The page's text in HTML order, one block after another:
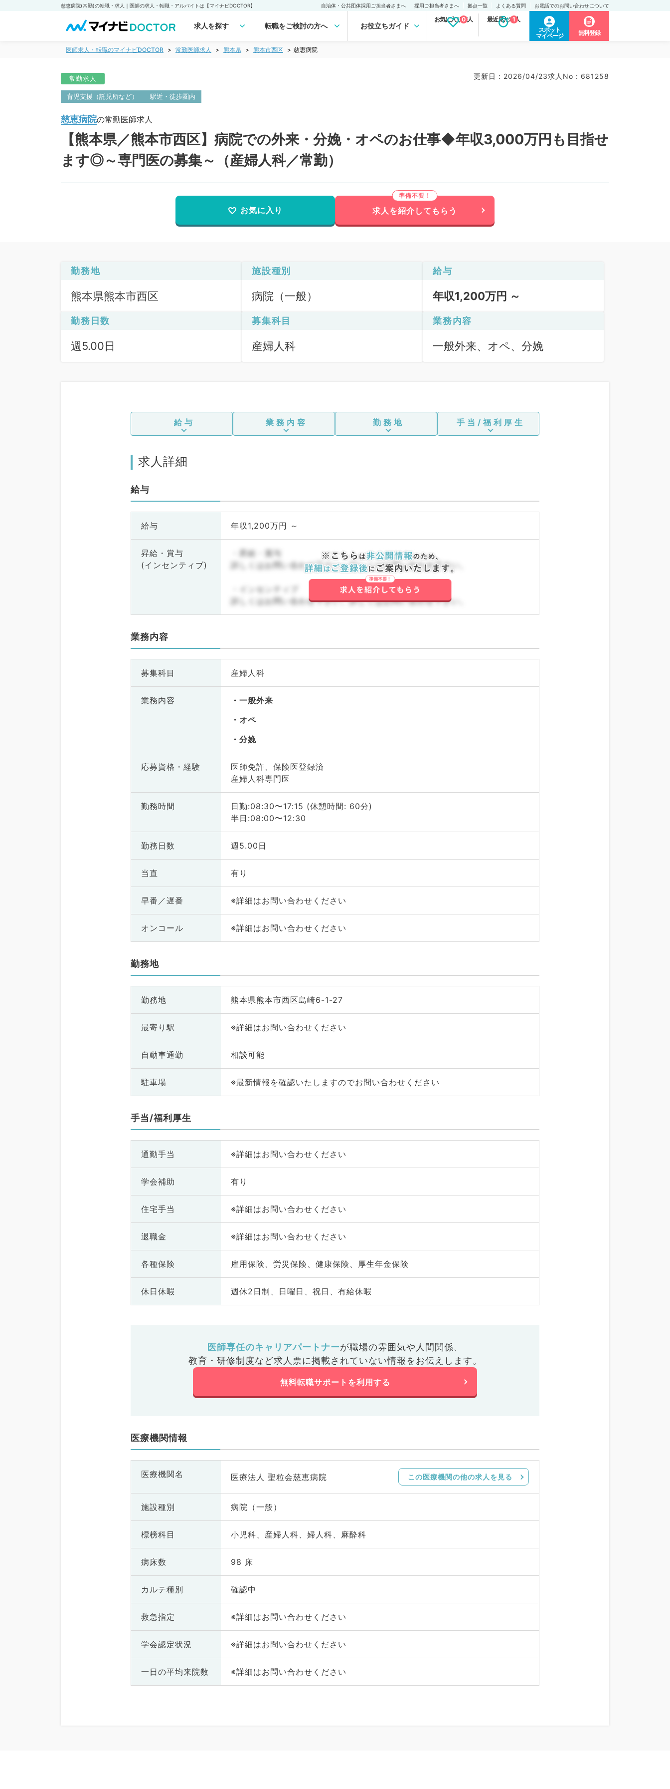
慈恵病院(常勤)の転職・求人｜医師の求人・転職・アルバイトは【マイナビDOCTOR】 自治体・公共団体採用ご担当者さまへ 採用ご担当者さまへ 拠点一覧 よくある質問 お電話でのお問い合わせについて
求人を探す 転職をご検討の方へ お役立ちガイド
お気に入り求人
0 最近見た求人
1
スポット
マイページ
無料登録
医師求人・転職のマイナビDOCTOR 常勤医師求人 熊本県 熊本市西区 慈恵病院
常勤求人 更新日 : 2026/04/23求人No : 681258
育児支援（託児所など） 駅近・徒歩圏内
慈恵病院の常勤医師求人
【熊本県／熊本市西区】病院での外来・分娩・オペのお仕事◆年収3,000万円も目指せ
ます◎～専門医の募集～（産婦人科／常勤）
お気に入り 求人を紹介してもらう
勤務地
熊本県熊本市西区
施設種別
病院（一般）
給与
年収1,200万円 ～
勤務日数
週5.00日
募集科目
産婦人科
業務内容
一般外来、オペ、分娩
給与 業務内容 勤務地 手当/福利厚生
求人詳細
給与
給与 年収1,200万円 ～
昇給・賞与
(インセンティブ)
・昇給・賞与
詳しくはお問い合わせ下さい。詳しくはお問い合わせ下さい。
・インセンティブ
詳しくはお問い合わせ下さい。詳しくはお問い合わせ下さい。
業務内容
募集科目 産婦人科
業務内容
一般外来
オペ
分娩
応募資格・ 経験
医師免許、保険医登録済
産婦人科専門医
勤務時間
日勤:08:30〜17:15 (休憩時間: 60分)
半日:08:00〜12:30
勤務日数 週5.00日
当直 有り
早番／遅番 ※詳細はお問い合わせください
オンコール ※詳細はお問い合わせください
勤務地
勤務地 熊本県熊本市西区島崎6-1-27
最寄り駅 ※詳細はお問い合わせください
自動車通勤 相談可能
駐車場 ※最新情報を確認いたしますのでお問い合わせください
手当/福利厚生
通勤手当 ※詳細はお問い合わせください
学会補助 有り
住宅手当 ※詳細はお問い合わせください
退職金 ※詳細はお問い合わせください
各種保険 雇用保険、労災保険、健康保険、厚生年金保険
休日休暇 週休2日制、日曜日、祝日、有給休暇
医師専任のキャリアパートナーが職場の雰囲気や人間関係、
教育・研修制度など求人票に掲載されていない情報をお伝えします。
無料転職サポートを利用する
医療機関情報
医療機関名 医療法人 聖粒会慈恵病院 この医療機関の他の求人を見る
施設種別 病院（一般）
標榜科目 小児科、産婦人科、婦人科、麻酔科
病床数 98 床
カルテ種別 確認中
救急指定 ※詳細はお問い合わせください
学会認定状況 ※詳細はお問い合わせください
一日の平均来院数 ※詳細はお問い合わせください